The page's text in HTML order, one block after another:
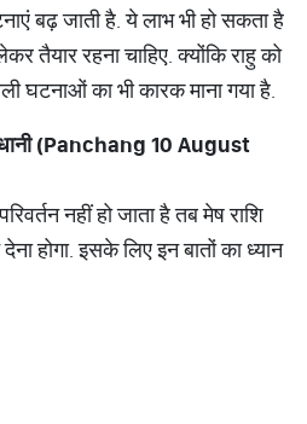
बढ़ जाती है. ये लाभ भी हो सकता है
तैयार रहना चाहिए. क्योंकि राहु को
घटनाओं का भी कारक माना गया है.
(Panchang 10 August
नहीं हो जाता है तब मेष राशि
होगा. इसके लिए इन बातों का ध्यान